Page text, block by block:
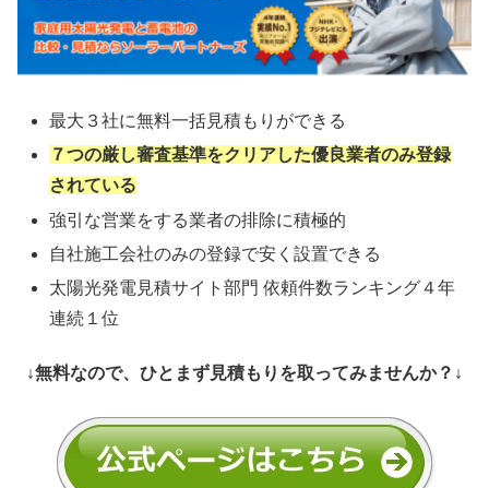
最大３社に無料一括見積もりができる
７つの厳し審査基準をクリアした優良業者のみ登録
されている
強引な営業をする業者の排除に積極的
自社施工会社のみの登録で安く設置できる
太陽光発電見積サイト部門 依頼件数ランキング４年
連続１位
↓無料なので、ひとまず見積もりを取ってみませんか？↓